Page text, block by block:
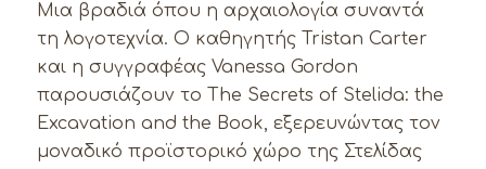
Μια βραδιά όπου η αρχαιολογία συναντά
τη λογοτεχνία. Ο καθηγητής Tristan Carter
και η συγγραφέας Vanessa Gordon
παρουσιάζουν το The Secrets of Stelida: the
Excavation and the Book, εξερευνώντας τον
μοναδικό προϊστορικό χώρο της Στελίδας